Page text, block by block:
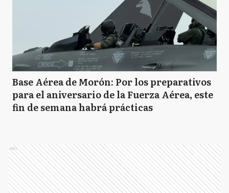
Base Aérea de Morón: Por los preparativos
para el aniversario de la Fuerza Aérea, este
fin de semana habrá prácticas
Ads